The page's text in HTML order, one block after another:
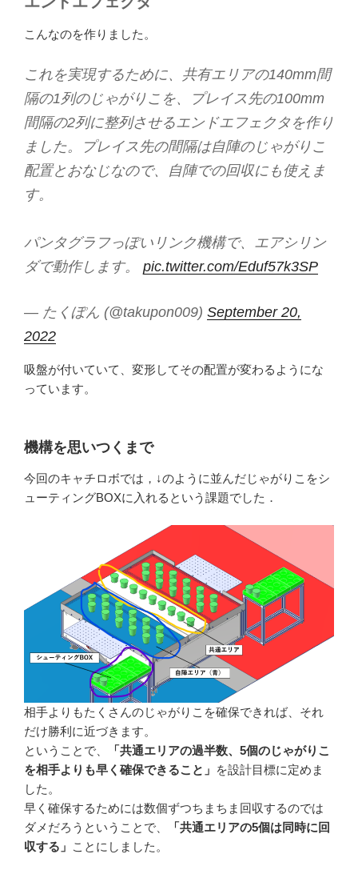
こんなのを作りました。
これを実現するために、共有エリアの140mm間
隔の1列のじゃがりこを、プレイス先の100mm
間隔の2列に整列させるエンドエフェクタを作り
ました。プレイス先の間隔は自陣のじゃがりこ
配置とおなじなので、自陣での回収にも使えま
す。
パンタグラフっぽいリンク機構で、エアシリン
ダで動作します。 pic.twitter.com/Eduf57k3SP
— たくぽん (@takupon009) September 20,
2022
吸盤が付いていて、変形してその配置が変わるようにな
っています。
機構を思いつくまで
今回のキャチロボでは，↓のように並んだじゃがりこをシ
ューティングBOXに入れるという課題でした．
相手よりもたくさんのじゃがりこを確保できれば、それ
だけ勝利に近づきます。
ということで、
「共通エリアの過半数、5個のじゃがりこ
を相手よりも早く確保できること」 を設計目標に定めま
した。
早く確保するためには数個ずつちまちま回収するのでは
ダメだろうということで、
「共通エリアの5個は同時に回
収する」 ことにしました。